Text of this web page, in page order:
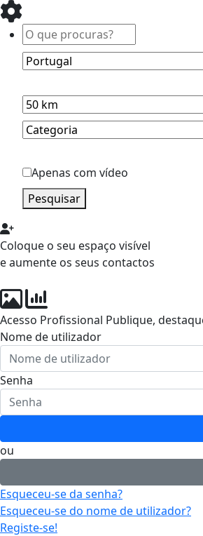
Apenas com vídeo
Pesquisar
Coloque o seu espaço visível
e aumente os seus contactos
Acesso Profissional Publique,
Nome de utilizador
Senha
ou
Esqueceu-se da senha?
Esqueceu-se do nome de utilizador?
Registe-se!